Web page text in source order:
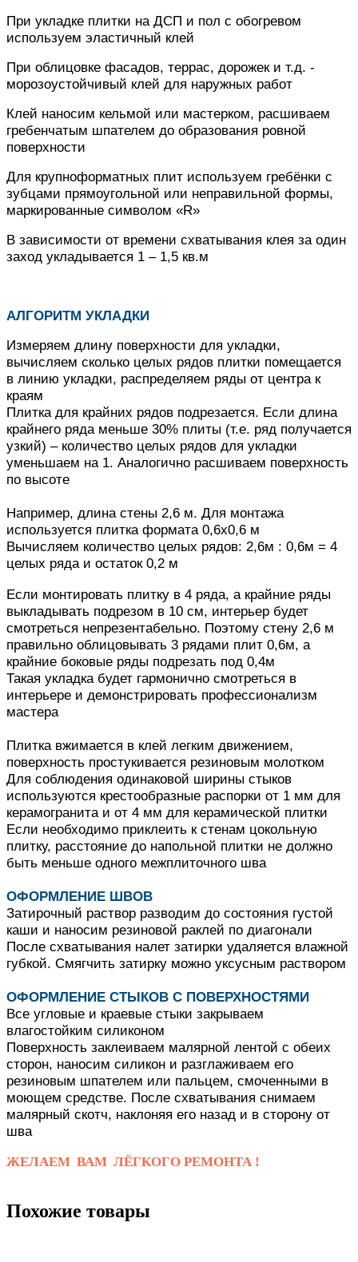
При укладке плитки на ДСП и пол с обогревом
используем эластичный клей
При облицовке фасадов, террас, дорожек и т.д. -
морозоустойчивый клей для наружных работ
Клей наносим кельмой или мастерком, расшиваем
гребенчатым шпателем до образования ровной
поверхности
Для крупноформатных плит используем гребёнки с
зубцами прямоугольной или неправильной формы,
маркированные символом «R»
В зависимости от времени схватывания клея за один
заход укладывается 1 – 1,5 кв.м
АЛГОРИТМ УКЛАДКИ
Измеряем длину поверхности для укладки,
вычисляем сколько целых рядов плитки помещается
в линию укладки, распределяем ряды от центра к
краям
Плитка для крайних рядов подрезается. Если длина
крайнего ряда меньше 30% плиты (т.е. ряд получается
узкий) – количество целых рядов для укладки
уменьшаем на 1. Аналогично расшиваем поверхность
по высоте
Например, длина стены 2,6 м. Для монтажа
используется плитка формата 0,6х0,6 м
Вычисляем количество целых рядов: 2,6м : 0,6м = 4
целых ряда и остаток 0,2 м
Если монтировать плитку в 4 ряда, а крайние ряды
выкладывать подрезом в 10 см, интерьер будет
смотреться непрезентабельно. Поэтому стену 2,6 м
правильно облицовывать 3 рядами плит 0,6м, а
крайние боковые ряды подрезать под 0,4м
Такая укладка будет гармонично смотреться в
интерьере и демонстрировать профессионализм
мастера
Плитка вжимается в клей легким движением,
поверхность простукивается резиновым молотком
Для соблюдения одинаковой ширины стыков
используются крестообразные распорки от 1 мм для
керамогранита и от 4 мм для керамической плитки
Если необходимо приклеить к стенам цокольную
плитку, расстояние до напольной плитки не должно
быть меньше одного межплиточного шва
ОФОРМЛЕНИЕ ШВОВ
Затирочный раствор разводим до состояния густой
каши и наносим резиновой раклей по диагонали
После схватывания налет затирки удаляется влажной
губкой. Смягчить затирку можно уксусным раствором
ОФОРМЛЕНИЕ СТЫКОВ С ПОВЕРХНОСТЯМИ
Все угловые и краевые стыки закрываем
влагостойким силиконом
Поверхность заклеиваем малярной лентой с обеих
сторон, наносим силикон и разглаживаем его
резиновым шпателем или пальцем, смоченными в
моющем средстве. После схватывания снимаем
малярный скотч, наклоняя его назад и в сторону от
шва
ЖЕЛАЕМ ВАМ ЛЁГКОГО РЕМОНТА !
Похожие товары